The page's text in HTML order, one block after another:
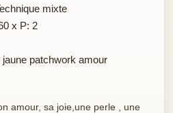
mixte
x P: 2
jaune patchwork amour
amour, sa joie,une perle , une